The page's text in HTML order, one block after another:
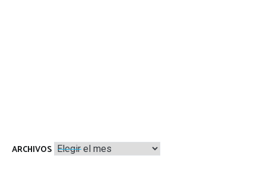
ARCHIVOS Archivos